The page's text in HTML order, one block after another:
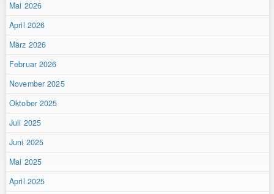
Mai 2026
April 2026
März 2026
Februar 2026
November 2025
Oktober 2025
Juli 2025
Juni 2025
Mai 2025
April 2025